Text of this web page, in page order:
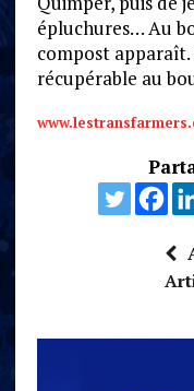
épluchures… Au
compost
récupérable au